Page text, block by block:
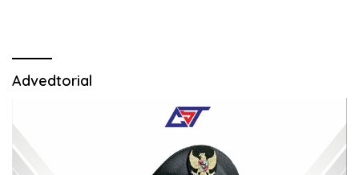
Advedtorial